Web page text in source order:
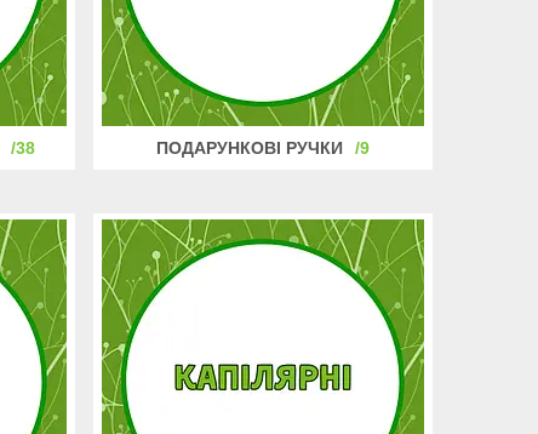
38 ПОДАРУНКОВІ РУЧКИ 9